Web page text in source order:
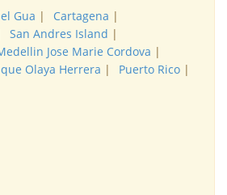
Gua | Cartagena |
San Andres Island |
Jose Marie Cordova |
Olaya Herrera | Puerto Rico |